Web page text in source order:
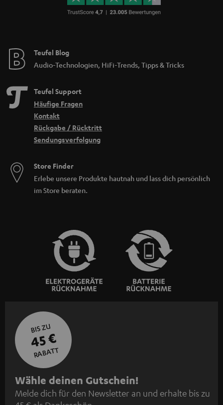
Teufel Blog
Audio-Technologien, HiFi-Trends, Tipps & Tricks
Teufel Support
Häufige Fragen
Kontakt
Rückgabe / Rücktritt
Sendungsverfolgung
Store Finder
Erlebe unsere Produkte hautnah und lass dich persönlich
im Store beraten.
BIS ZU
45 €
RABATT
N
e
Wähle deinen Gutschein!
Melde dich für den Newsletter an und erhalte bis zu